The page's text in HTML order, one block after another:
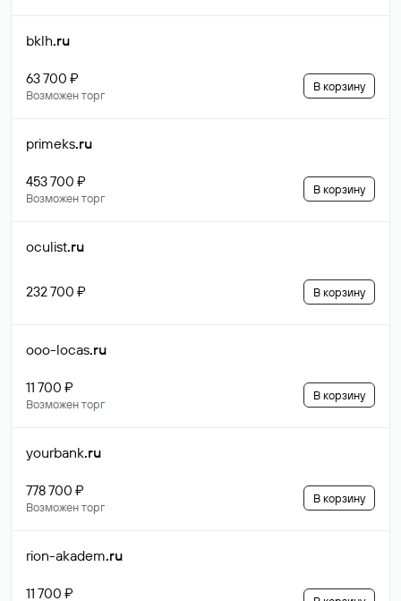
bklh.ru
63 700 ₽
Возможен торг
В корзину
primeks.ru
453 700 ₽
Возможен торг
В корзину
oculist.ru
232 700 ₽ В корзину
ooo-locas.ru
11 700 ₽
Возможен торг
В корзину
yourbank.ru
778 700 ₽
Возможен торг
В корзину
rion-akadem.ru
11 700 ₽